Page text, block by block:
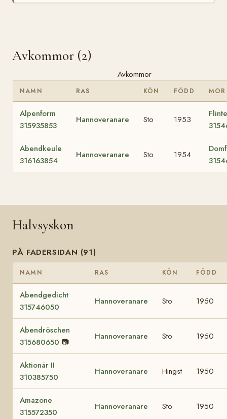
Avkommor (2)
Avkommor
NAMN RAS KÖN FÖDD MOR
Alpenform
315935853
Hannoveranare Sto 1953
Abendkeule
316163854
Hannoveranare Sto 1954
Halvsyskon
PÅ FADERSIDAN (91)
NAMN RAS KÖN FÖDD
Abendgedicht
315746050
Hannoveranare Sto 1950
Abendröschen
315680650 📷
Hannoveranare Sto 1950
Aktionär II
310385750
Hannoveranare Hingst 1950
Amazone
315572350
Hannoveranare Sto 1950